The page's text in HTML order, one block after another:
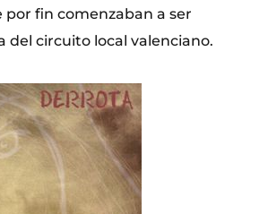
por fin comenzaban a ser
del circuito local valenciano.